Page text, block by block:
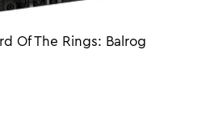
Of The Rings: Balrog